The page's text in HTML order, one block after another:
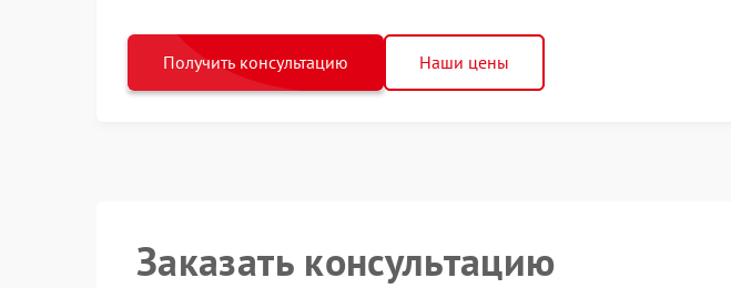
Получить консультацию Наши цены
Заказать консультацию